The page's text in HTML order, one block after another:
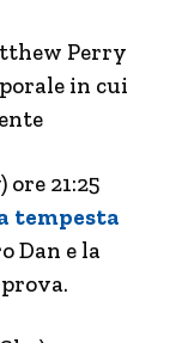
Perry
in cui
21:25
tempesta
Dan e la